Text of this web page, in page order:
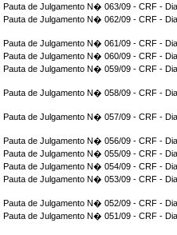
Pauta de Julgamento N� 063/09 - CRF -
Pauta de Julgamento N� 062/09 - CRF -
Pauta de Julgamento N� 061/09 - CRF -
Pauta de Julgamento N� 060/09 - CRF -
Pauta de Julgamento N� 059/09 - CRF -
Pauta de Julgamento N� 058/09 - CRF -
Pauta de Julgamento N� 057/09 - CRF -
Pauta de Julgamento N� 056/09 - CRF -
Pauta de Julgamento N� 055/09 - CRF -
Pauta de Julgamento N� 054/09 - CRF -
Pauta de Julgamento N� 053/09 - CRF -
Pauta de Julgamento N� 052/09 - CRF -
Pauta de Julgamento N� 051/09 - CRF -